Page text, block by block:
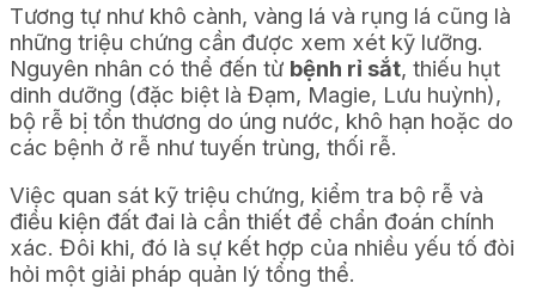
Tương tự như khô cành, vàng lá và rụng lá cũng là
những triệu chứng cần được xem xét kỹ lưỡng.
Nguyên nhân có thể đến từ bệnh rỉ sắt, thiếu hụt
dinh dưỡng (đặc biệt là Đạm, Magie, Lưu huỳnh),
bộ rễ bị tổn thương do úng nước, khô hạn hoặc do
các bệnh ở rễ như tuyến trùng, thối rễ.
Việc quan sát kỹ triệu chứng, kiểm tra bộ rễ và
điều kiện đất đai là cần thiết để chẩn đoán chính
xác. Đôi khi, đó là sự kết hợp của nhiều yếu tố đòi
hỏi một giải pháp quản lý tổng thể.